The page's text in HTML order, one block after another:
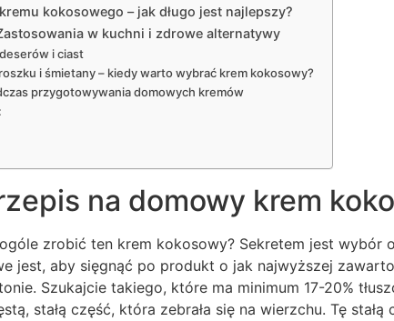
kokosowego – jak długo jest najlepszy?
w kuchni i zdrowe alternatywy
i ciast
i śmietany – kiedy warto wybrać krem kokosowy?
przygotowywania domowych kremów
na domowy krem
zrobić ten krem kokosowy? Sekretem jest wybór
jest, aby sięgnąć po produkt o jak najwyższej
Szukajcie takiego, które ma minimum 17-20%
stałą część, która zebrała się na wierzchu. Tę stałą